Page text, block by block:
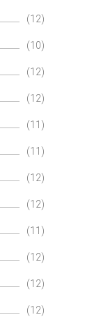
(12)
(10)
(12)
(12)
(11)
(11)
(12)
(12)
(11)
(12)
(12)
(12)